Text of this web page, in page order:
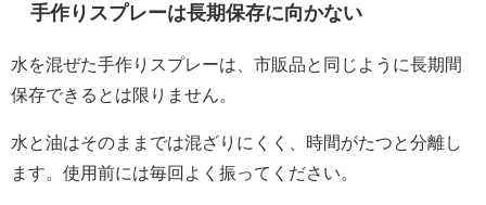
手作りスプレーは長期保存に向かない
水を混ぜた手作りスプレーは、市販品と同じように長期間
保存できるとは限りません。
水と油はそのままでは混ざりにくく、時間がたつと分離し
ます。使用前には毎回よく振ってください。